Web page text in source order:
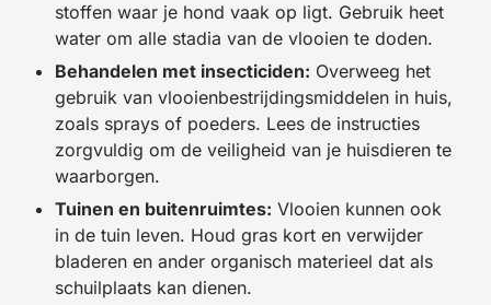
stoffen waar je hond vaak op ligt. Gebruik heet
water om alle stadia van de vlooien te doden.
Behandelen met insecticiden: Overweeg het
gebruik van vlooienbestrijdingsmiddelen in huis,
zoals sprays of poeders. Lees de instructies
zorgvuldig om de veiligheid van je huisdieren te
waarborgen.
Tuinen en buitenruimtes: Vlooien kunnen ook
in de tuin leven. Houd gras kort en verwijder
bladeren en ander organisch materieel dat als
schuilplaats kan dienen.